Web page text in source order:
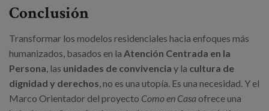
Conclusión
Transformar los modelos residenciales hacia enfoques más
humanizados, basados en la Atención Centrada en la
Persona, las unidades de convivencia y la cultura de
dignidad y derechos, no es una utopía. Es una necesidad. Y el
Marco Orientador del proyecto Como en Casa ofrece una